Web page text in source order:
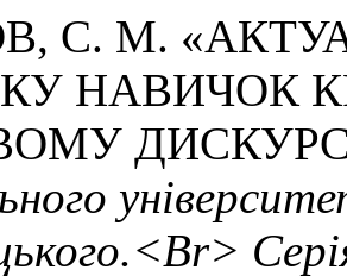
С. М.
НАВИЧОК